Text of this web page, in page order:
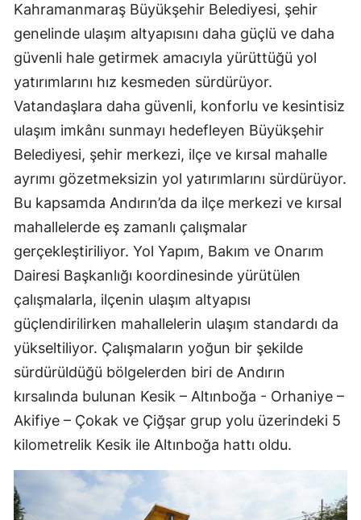
Kahramanmaraş Büyükşehir Belediyesi, şehir
genelinde ulaşım altyapısını daha güçlü ve daha
güvenli hale getirmek amacıyla yürüttüğü yol
yatırımlarını hız kesmeden sürdürüyor.
Vatandaşlara daha güvenli, konforlu ve kesintisiz
ulaşım imkânı sunmayı hedefleyen Büyükşehir
Belediyesi, şehir merkezi, ilçe ve kırsal mahalle
ayrımı gözetmeksizin yol yatırımlarını sürdürüyor.
Bu kapsamda Andırın’da da ilçe merkezi ve kırsal
mahallelerde eş zamanlı çalışmalar
gerçekleştiriliyor. Yol Yapım, Bakım ve Onarım
Dairesi Başkanlığı koordinesinde yürütülen
çalışmalarla, ilçenin ulaşım altyapısı
güçlendirilirken mahallelerin ulaşım standardı da
yükseltiliyor. Çalışmaların yoğun bir şekilde
sürdürüldüğü bölgelerden biri de Andırın
kırsalında bulunan Kesik – Altınboğa - Orhaniye –
Akifiye – Çokak ve Çiğşar grup yolu üzerindeki 5
kilometrelik Kesik ile Altınboğa hattı oldu.